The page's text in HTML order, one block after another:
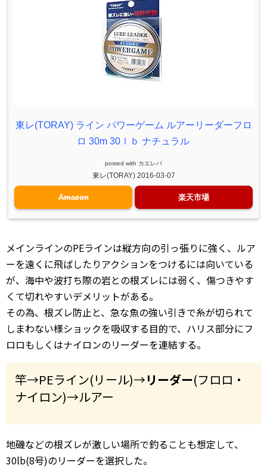
東レ(TORAY) ライン パワーゲーム ルアーリーダーフロ
ロ 30m 30ｌｂ ナチュラル
posted with カエレバ
東レ(TORAY) 2016-03-07
Amazon 楽天市場
メインラインのPEラインは縦方向の引っ張りに強く、ルア
ーを遠くに飛ばしたりアクションをつけるには向いている
が、海中や波打ち際の岩との根ズレには弱く、傷つきやす
くて切れやすいデメリットがある。
その為、根ズレ防止と、急な魚の強い引きで糸が切られて
しまわない様ショックを吸収する目的で、ハリス部分にフ
ロロもしくはナイロンのリーダーを連結する。
竿→PEライン(リール)→リーダー(フロロ・
ナイロン)→ルアー
地磯などの根ズレが激しい場所で釣ることも想定して、
30lb(8号)のリーダーを選択した。